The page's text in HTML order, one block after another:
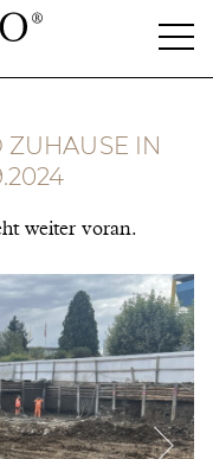
ZUHAUSE IN
weiter voran.